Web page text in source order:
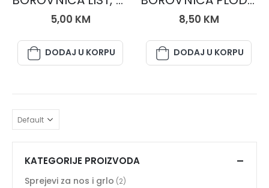
5,00 KM
DODAJ U KORPU
8,50 KM
DODAJ U KORPU
KATEGORIJE PROIZVODA
Sprejevi za nos i grlo (2)